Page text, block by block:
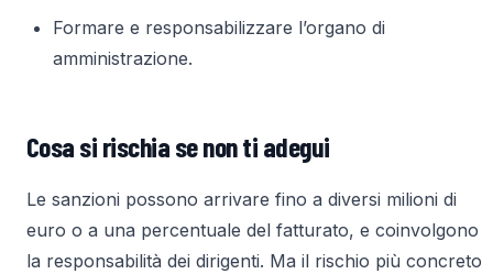
Formare e responsabilizzare l’organo di
amministrazione.
Cosa si rischia se non ti adegui
Le sanzioni possono arrivare fino a diversi milioni di
euro o a una percentuale del fatturato, e coinvolgono
la responsabilità dei dirigenti. Ma il rischio più concreto